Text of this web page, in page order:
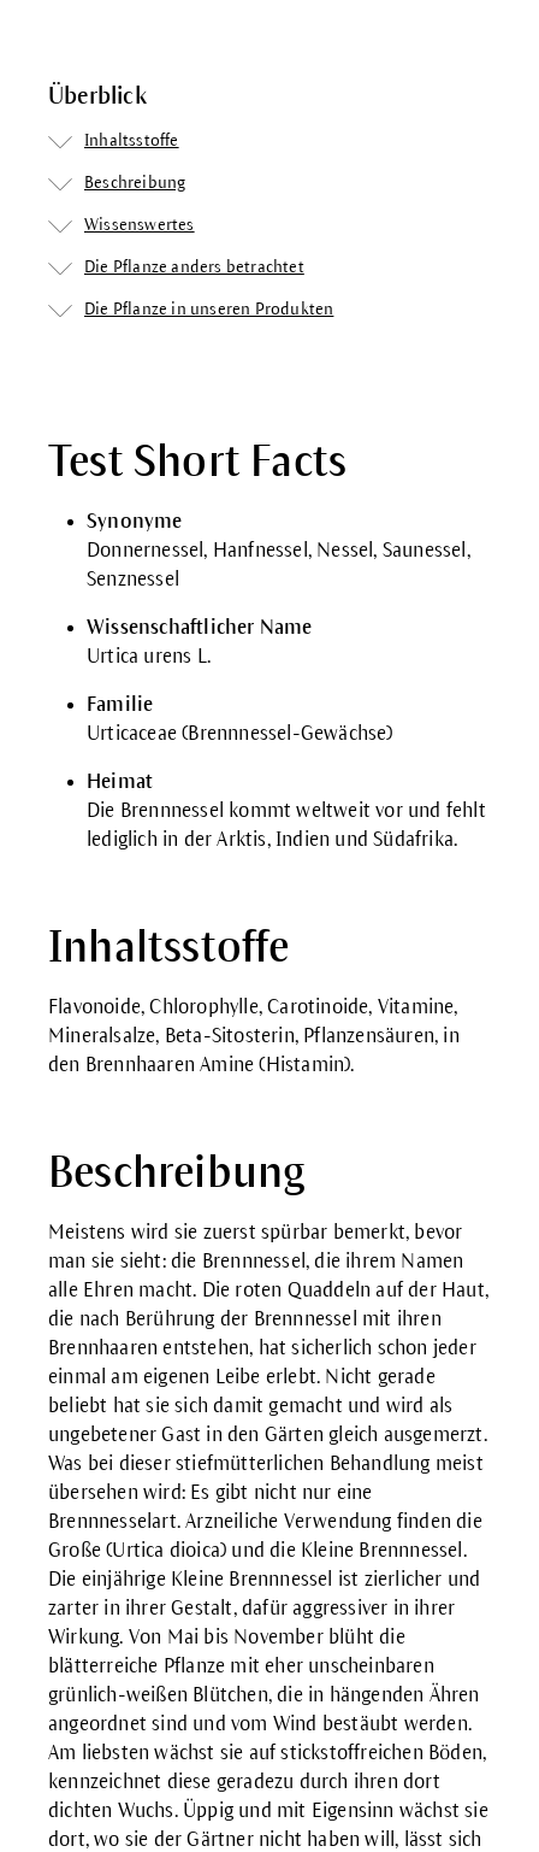
Überblick
Inhaltsstoffe
Beschreibung
Wissenswertes
Die Pflanze anders betrachtet
Die Pflanze in unseren Produkten
Test Short Facts
Synonyme
Donnernessel, Hanfnessel, Nessel, Saunessel,
Senznessel
Wissenschaftlicher Name
Urtica urens L.
Familie
Urticaceae (Brennnessel-Gewächse)
Heimat
Die Brennnessel kommt weltweit vor und fehlt
lediglich in der Arktis, Indien und Südafrika.
Inhaltsstoffe
Flavonoide, Chlorophylle, Carotinoide, Vitamine,
Mineralsalze, Beta-Sitosterin, Pflanzensäuren, in
den Brennhaaren Amine (Histamin).
Beschreibung
Meistens wird sie zuerst spürbar bemerkt, bevor
man sie sieht: die Brennnessel, die ihrem Namen
alle Ehren macht. Die roten Quaddeln auf der Haut,
die nach Berührung der Brennnessel mit ihren
Brennhaaren entstehen, hat sicherlich schon jeder
einmal am eigenen Leibe erlebt. Nicht gerade
beliebt hat sie sich damit gemacht und wird als
ungebetener Gast in den Gärten gleich ausgemerzt.
Was bei dieser stiefmütterlichen Behandlung meist
übersehen wird: Es gibt nicht nur eine
Brennnesselart. Arzneiliche Verwendung finden die
Große (Urtica dioica) und die Kleine Brennnessel.
Die einjährige Kleine Brennnessel ist zierlicher und
zarter in ihrer Gestalt, dafür aggressiver in ihrer
Wirkung. Von Mai bis November blüht die
blätterreiche Pflanze mit eher unscheinbaren
grünlich-weißen Blütchen, die in hängenden Ähren
angeordnet sind und vom Wind bestäubt werden.
Am liebsten wächst sie auf stickstoffreichen Böden,
kennzeichnet diese geradezu durch ihren dort
dichten Wuchs. Üppig und mit Eigensinn wächst sie
dort, wo sie der Gärtner nicht haben will, lässt sich